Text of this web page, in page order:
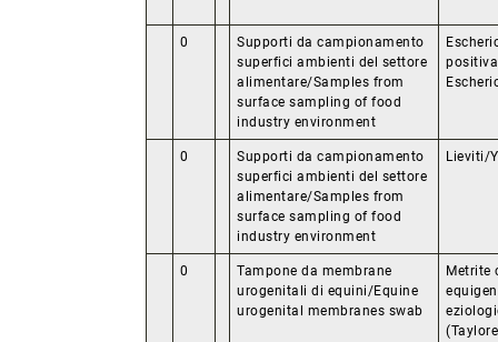
0
Supporti da campionamento
superfici ambienti del settore
alimentare/Samples from
surface sampling of food
industry environment
0
Supporti da campionamento
superfici ambienti del settore
alimentare/Samples from
surface sampling of food
industry environment
Lieviti/
0
Tampone da membrane
urogenitali di equini/Equine
urogenital membranes swab
Metrite